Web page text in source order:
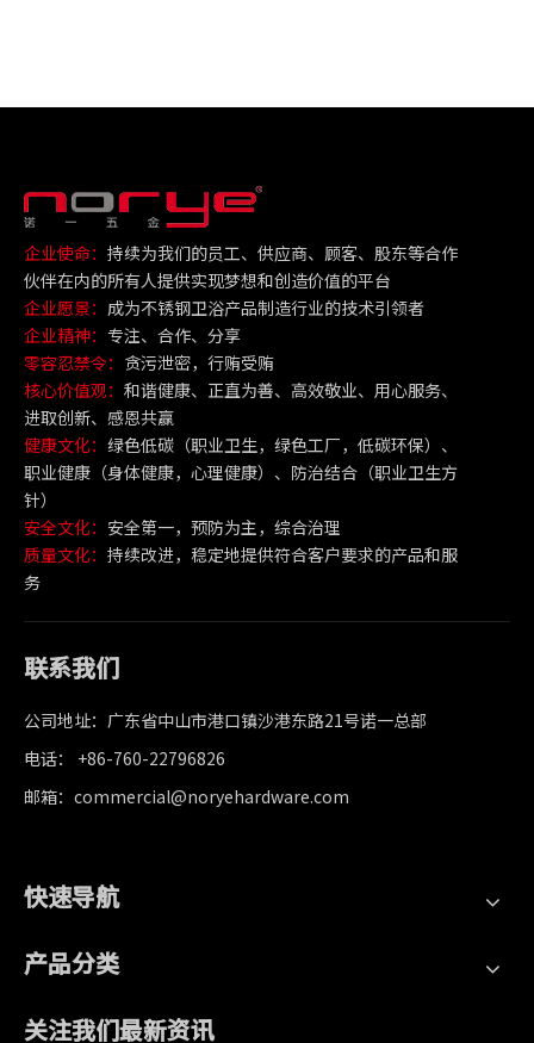
企业使命： 持续为我们的员工、供应商、顾客、股东等合作
伙伴在内的所有人提供实现梦想和创造价值的平台
企业愿景： 成为不锈钢卫浴产品制造行业的技术引领者
企业精神： 专注、合作、分享
零容忍禁令： 贪污泄密，行贿受贿
核心价值观： 和谐健康、正直为善、高效敬业、用心服务、
进取创新、感恩共赢
健康文化： 绿色低碳（职业卫生，绿色工厂，低碳环保）、
职业健康（身体健康，心理健康）、防治结合（职业卫生方
针）
安全文化： 安全第一，预防为主，综合治理
质量文化： 持续改进，稳定地提供符合客户要求的产品和服
务
联系我们
公司地址：广东省中山市港口镇沙港东路21号诺一总部
电话： +86-760-22796826
邮箱：commercial@noryehardware.com
快速导航
产品分类
关注我们最新资讯